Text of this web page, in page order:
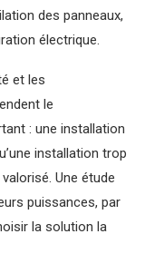
des panneaux,
électrique.
et les
le
: une installation
installation trop
Une étude
puissances, par
la solution la